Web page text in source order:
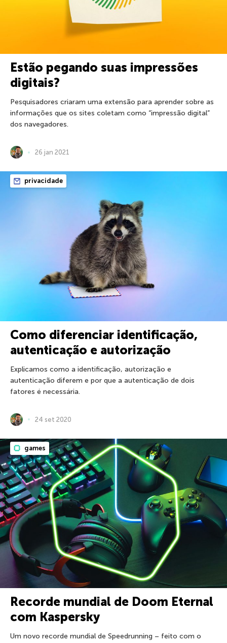
Estão pegando suas impressões
digitais?
Pesquisadores criaram uma extensão para aprender sobre as
informações que os sites coletam como “impressão digital”
dos navegadores.
26 jan 2021
privacidade
Como diferenciar identificação,
autenticação e autorização
Explicamos como a identificação, autorização e
autenticação diferem e por que a autenticação de dois
fatores é necessária.
24 set 2020
games
Recorde mundial de Doom Eternal
com Kaspersky
Um novo recorde mundial de Speedrunning – feito com o